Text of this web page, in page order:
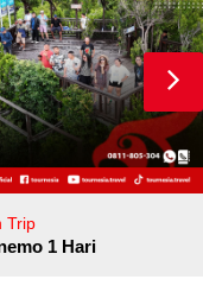
Trip
1 Hari